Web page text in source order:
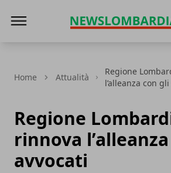
Home Attualità
Regione
l’alleanza con
Regione
rinnova
avvocati